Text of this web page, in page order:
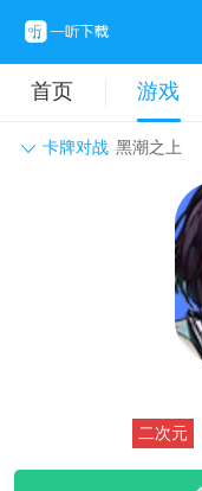
首页 游戏
卡牌对战 黑潮之上
动
卡
挂
二次元